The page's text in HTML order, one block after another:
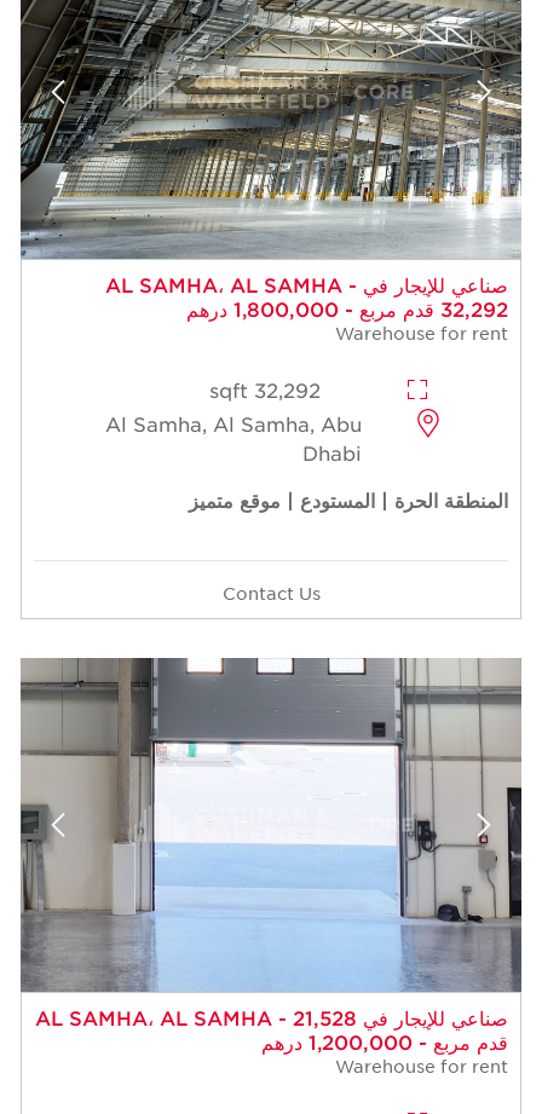
صناعي للإيجار في AL SAMHA، AL SAMHA -
32,292 قدم مربع - 1,800,000 درهم
Warehouse for rent
32,292 sqft
Al Samha, Al Samha, Abu
Dhabi
المنطقة الحرة | المستودع | موقع متميز
Contact Us
صناعي للإيجار في AL SAMHA، AL SAMHA - 21,528
قدم مربع - 1,200,000 درهم
Warehouse for rent